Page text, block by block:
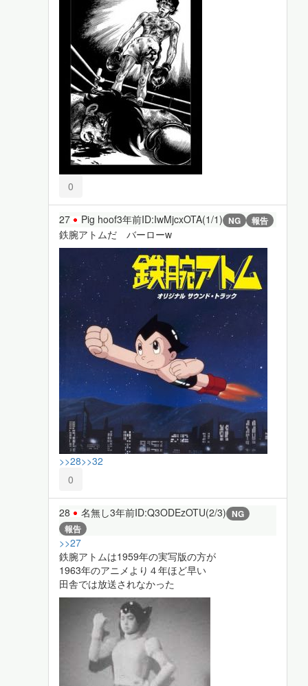
0
27 Pig hoof3年前ID:IwMjcxOTA(1/1) NG 報告
鉄腕アトムだ バーローw
>>28>>32
0
28 名無し3年前ID:Q3ODEzOTU(2/3) NG
報告
>>27
鉄腕アトムは1959年の実写版の方が
1963年のアニメより４年ほど早い
田舎では放送されなかった